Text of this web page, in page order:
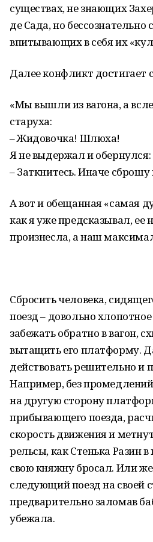
существах, не знающих
де Сада, но бессознательно
впитывающих в себя их
Далее конфликт достигает
«Мы вышли из вагона, а
старуха:
– Жидовочка! Шлюха!
Я не выдержал и обернулся:
– Заткнитесь. Иначе сброшу
А вот и обещанная «самая
как я уже предсказывал, ее
произнесла, а наш
Сбросить человека,
поезд – довольно
забежать обратно в вагон,
вытащить его платформу.
действовать решительно и
Например, без
на другую сторону
прибывающего поезда,
скорость движения и
рельсы, как Стенька Разин
свою княжну бросал. Или
следующий поезд на своей
предварительно заломав
убежала.